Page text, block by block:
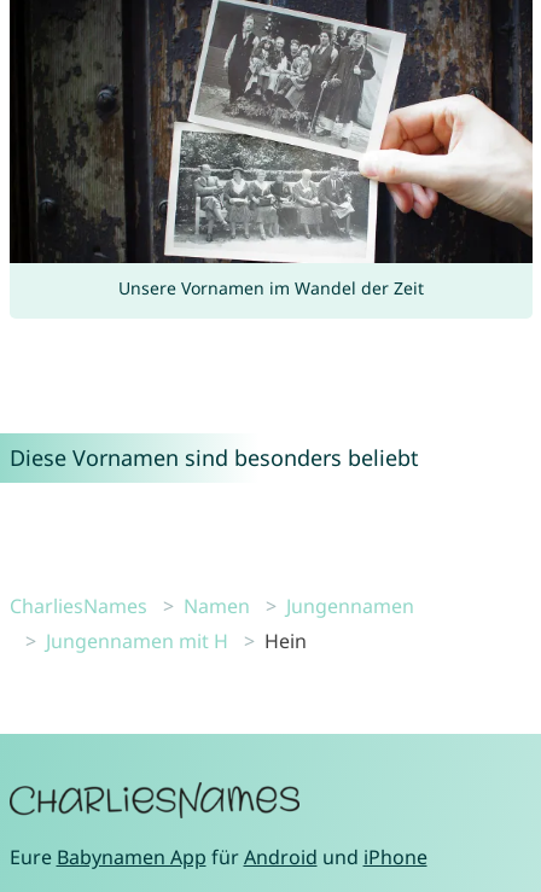
Unsere Vornamen im Wandel der Zeit
Diese Vornamen sind besonders beliebt
CharliesNames Namen
Jungennamen
Jungennamen mit H
Hein
Eure Babynamen App fürAndroid und iPhone